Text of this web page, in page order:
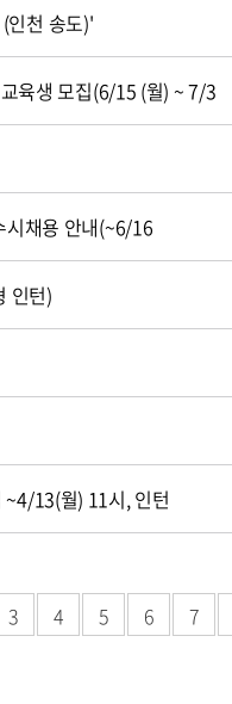
인천 송도)'
육생 모집(6/15 (월) ~ 7/3
시채용 안내(~6/16
인턴)
13(월) 11시, 인턴
3 4 5 6 7